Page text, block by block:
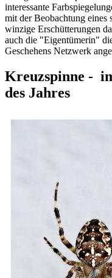
interessante
mit der Beobachtung eines
winzige Erschütterungen
auch die "Eigentümerin"
Geschehens Netzwerk
Kreuzspinne -
des Jahres